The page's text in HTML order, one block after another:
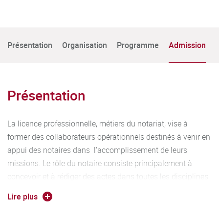
Présentation Organisation Programme Admission
Présentation
La licence professionnelle, métiers du notariat, vise à
former des collaborateurs opérationnels destinés à venir en
appui des notaires dans l'accomplissement de leurs
missions. Le rôle du notaire consiste principalement à
concevoir et à rédiger des actes dans toutes les disciplines
du droit qui régissent la vie des particuliers, des
professionnels et aussi des collectivités territoriales. Pour
Lire plus